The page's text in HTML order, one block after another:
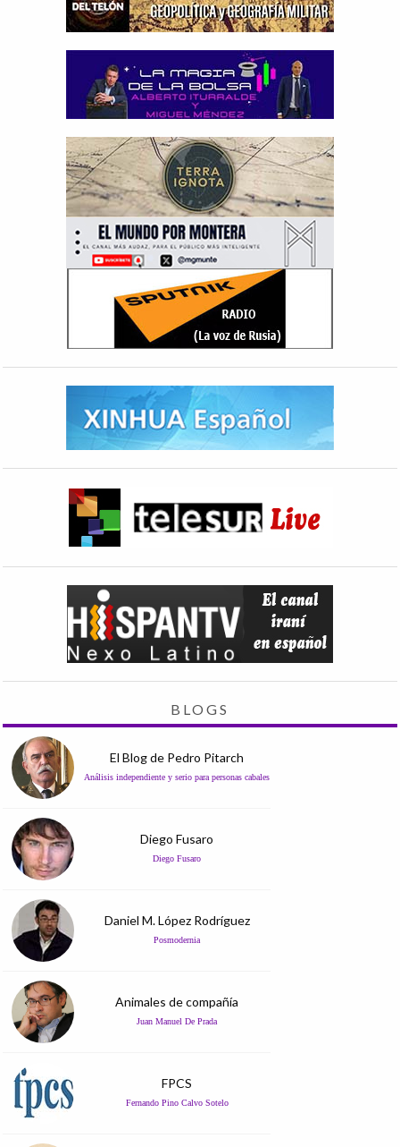
BLOGS
El Blog de Pedro Pitarch
Análisis independiente y serio para personas cabales
Diego Fusaro
Diego Fusaro
Daniel M. López Rodríguez
Posmodernia
Animales de compañía
Juan Manuel De Prada
FPCS
Fernando Pino Calvo Sotelo